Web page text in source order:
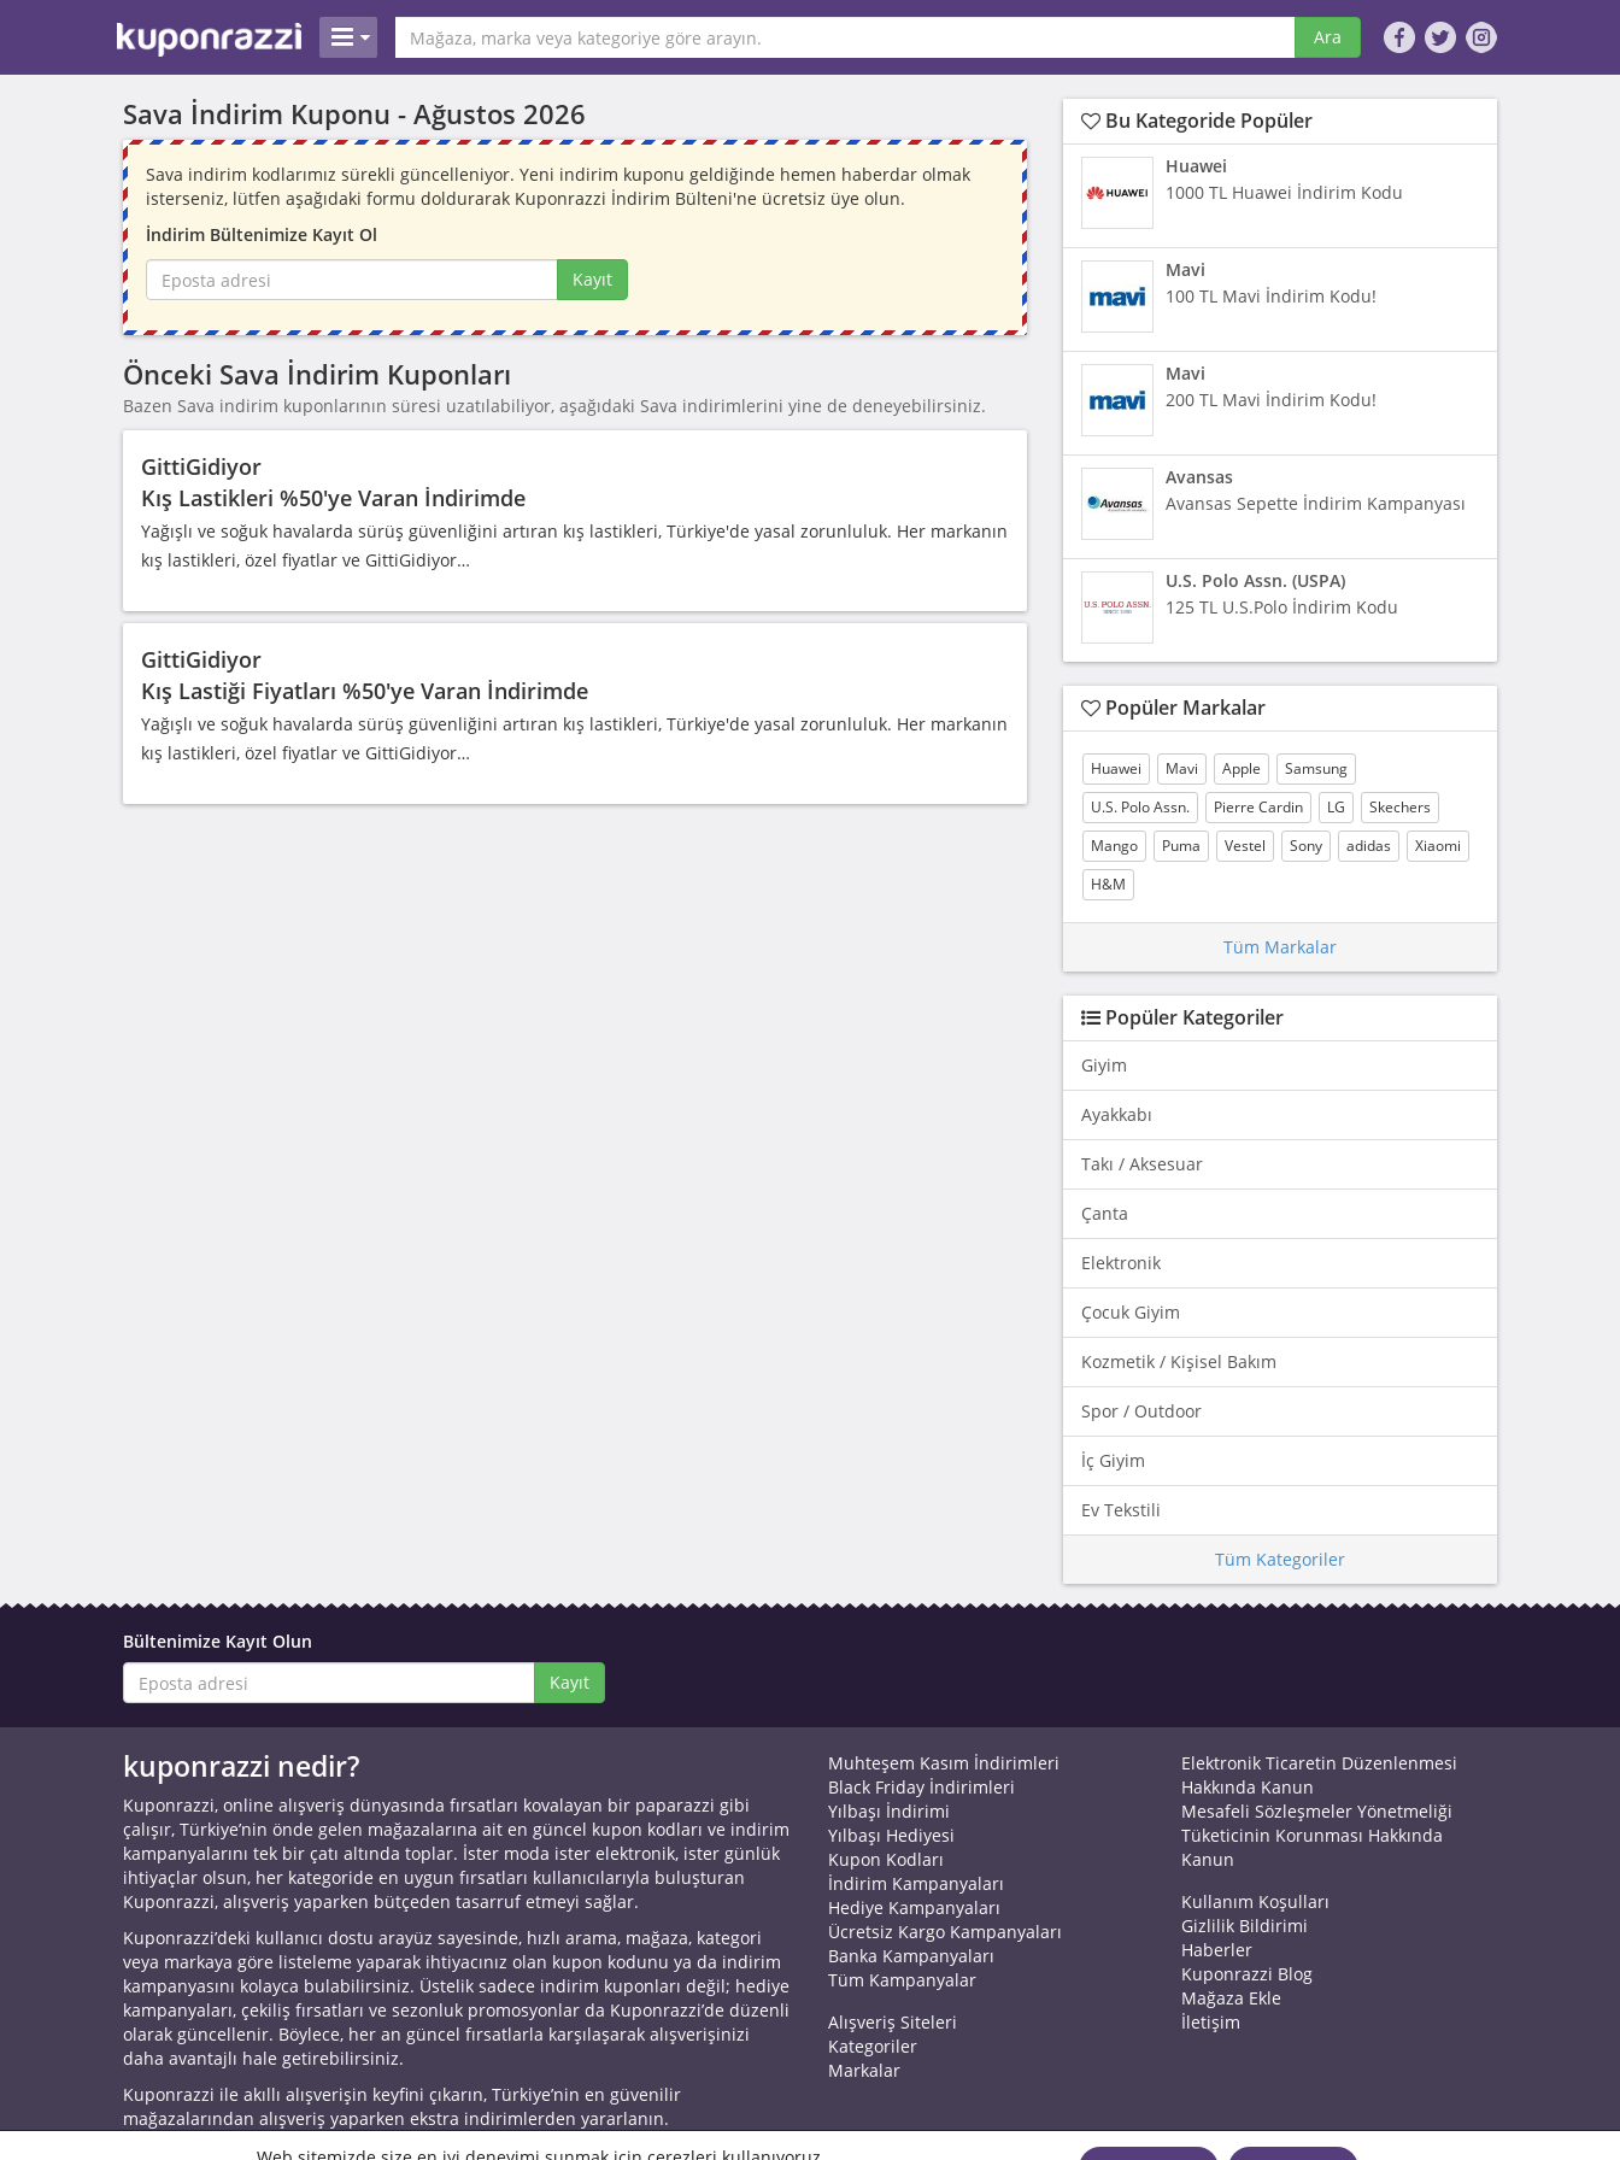
Ara
Sava İndirim Kuponu - Ağustos 2026
Sava indirim kodlarımız sürekli güncelleniyor. Yeni indirim kuponu geldiğinde hemen haberdar olmak
isterseniz, lütfen aşağıdaki formu doldurarak Kuponrazzi İndirim Bülteni'ne ücretsiz üye olun.
İndirim Bültenimize Kayıt Ol
Kayıt
Önceki Sava İndirim Kuponları
Bazen Sava indirim kuponlarının süresi uzatılabiliyor, aşağıdaki Sava indirimlerini yine de deneyebilirsiniz.
GittiGidiyor
Kış Lastikleri %50'ye Varan İndirimde
Yağışlı ve soğuk havalarda sürüş güvenliğini artıran kış lastikleri, Türkiye'de yasal zorunluluk. Her markanın
kış lastikleri, özel fiyatlar ve GittiGidiyor…
GittiGidiyor
Kış Lastiği Fiyatları %50'ye Varan İndirimde
Yağışlı ve soğuk havalarda sürüş güvenliğini artıran kış lastikleri, Türkiye'de yasal zorunluluk. Her markanın
kış lastikleri, özel fiyatlar ve GittiGidiyor…
Bu Kategoride Popüler
Huawei
1000 TL Huawei İndirim Kodu
Mavi
100 TL Mavi İndirim Kodu!
Mavi
200 TL Mavi İndirim Kodu!
Avansas
Avansas Sepette İndirim Kampanyası
U.S. Polo Assn. (USPA)
125 TL U.S.Polo İndirim Kodu
Popüler Markalar
Huawei Mavi Apple
Samsung
U.S. Polo Assn.
Pierre Cardin LG
Skechers
Mango
Puma Vestel Sony adidas
Xiaomi
H&M
Tüm Markalar
Popüler Kategoriler
Giyim
Ayakkabı
Takı / Aksesuar
Çanta
Elektronik
Çocuk Giyim
Kozmetik / Kişisel Bakım
Spor / Outdoor
İç Giyim
Ev Tekstili
Tüm Kategoriler
Bültenimize Kayıt Olun
Kayıt
kuponrazzi nedir?
Kuponrazzi, online alışveriş dünyasında fırsatları kovalayan bir paparazzi gibi
çalışır, Türkiye’nin önde gelen mağazalarına ait en güncel kupon kodları ve indirim
kampanyalarını tek bir çatı altında toplar. İster moda ister elektronik, ister günlük
ihtiyaçlar olsun, her kategoride en uygun fırsatları kullanıcılarıyla buluşturan
Kuponrazzi, alışveriş yaparken bütçeden tasarruf etmeyi sağlar.
Kuponrazzi’deki kullanıcı dostu arayüz sayesinde, hızlı arama, mağaza, kategori
veya markaya göre listeleme yaparak ihtiyacınız olan kupon kodunu ya da indirim
kampanyasını kolayca bulabilirsiniz. Üstelik sadece indirim kuponları değil; hediye
kampanyaları, çekiliş fırsatları ve sezonluk promosyonlar da Kuponrazzi’de düzenli
olarak güncellenir. Böylece, her an güncel fırsatlarla karşılaşarak alışverişinizi
daha avantajlı hale getirebilirsiniz.
Kuponrazzi ile akıllı alışverişin keyfini çıkarın, Türkiye’nin en güvenilir
mağazalarından alışveriş yaparken ekstra indirimlerden yararlanın.
Muhteşem Kasım İndirimleri
Black Friday İndirimleri
Yılbaşı İndirimi
Yılbaşı Hediyesi
Kupon Kodları
İndirim Kampanyaları
Hediye Kampanyaları
Ücretsiz Kargo Kampanyaları
Banka Kampanyaları
Tüm Kampanyalar
Alışveriş Siteleri
Kategoriler
Markalar
Elektronik Ticaretin Düzenlenmesi
Hakkında Kanun
Mesafeli Sözleşmeler Yönetmeliği
Tüketicinin Korunması Hakkında
Kanun
Kullanım Koşulları
Gizlilik Bildirimi
Haberler
Kuponrazzi Blog
Mağaza Ekle
İletişim
© 2026 Kuponrazzi